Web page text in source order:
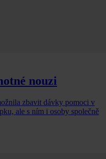
nouzi
zbavit dávky pomoci v
ale s ním i osoby společně